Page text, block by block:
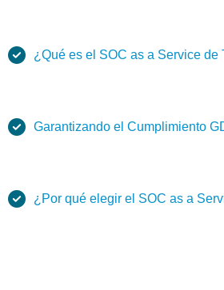
¿Qué es el SOC as a Service de
Garantizando el Cumplimiento
¿Por qué elegir el SOC as a